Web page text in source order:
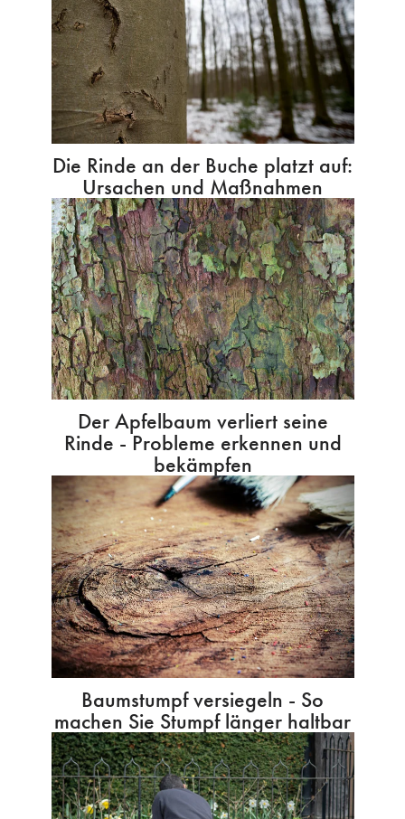
Die Rinde an der Buche platzt auf:
Ursachen und Maßnahmen
Der Apfelbaum verliert seine
Rinde - Probleme erkennen und
bekämpfen
Baumstumpf versiegeln - So
machen Sie Stumpf länger haltbar